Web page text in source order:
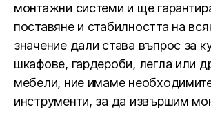
монтажни системи и ще
поставяне и стабилността на
значение дали става въпрос за
шкафове, гардероби, легла или
мебели, ние имаме
инструменти, за да извършим